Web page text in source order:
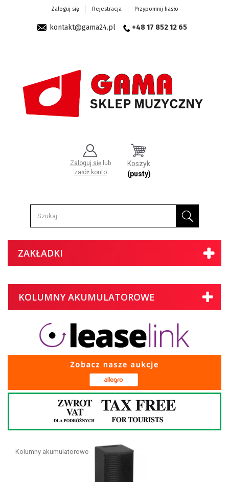
Zaloguj się Rejestracja Przypomnij hasło
kontakt@gama24.pl +48 17 852 12 65
Zaloguj się lub
załóż konto
Koszyk
(pusty)
ZAKŁADKI
KOLUMNY AKUMULATOROWE
Kolumny akumulatorowe